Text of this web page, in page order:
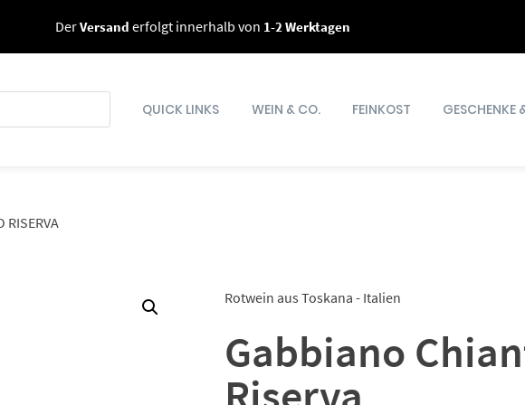
DerVersand erfolgt innerhalb von 1-2 Werktagen
QUICK LINKS WEIN & CO. FEINKOST GESCHENKE
RISERVA
Rotwein aus Toskana - Italien
Gabbiano